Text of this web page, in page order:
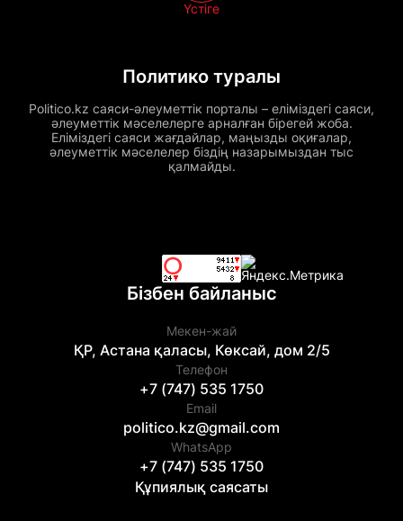
Политико туралы
Politico.kz саяси-әлеуметтік порталы – еліміздегі саяси,
әлеуметтік мәселелерге арналған бірегей жоба.
Еліміздегі саяси жағдайлар, маңызды оқиғалар,
әлеуметтік мәселелер біздің назарымыздан тыс
қалмайды.
Үстіге
Бізбен байланыс
Мекен-жай
ҚР, Астана қаласы, Көксай, дом 2/5
Телефон
+7 (747) 535 1750
Email
politico.kz@gmail.com
WhatsApp
+7 (747) 535 1750
Құпиялық саясаты